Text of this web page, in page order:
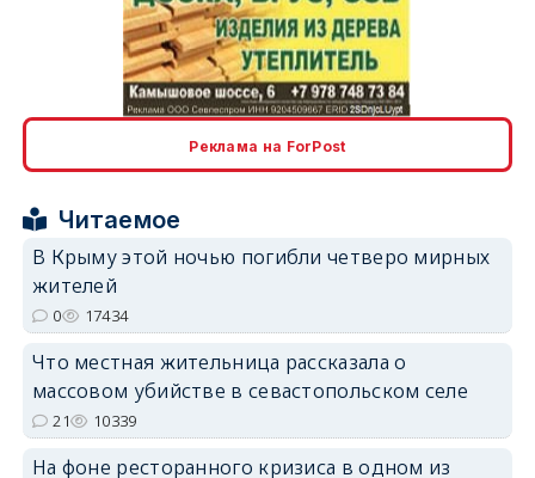
erid: 2SDnjdPjgYS
Реклама на ForPost
Читаемое
В Крыму этой ночью погибли четверо мирных
жителей
0 17434
Что местная жительница рассказала о
массовом убийстве в севастопольском селе
21 10339
На фоне ресторанного кризиса в одном из